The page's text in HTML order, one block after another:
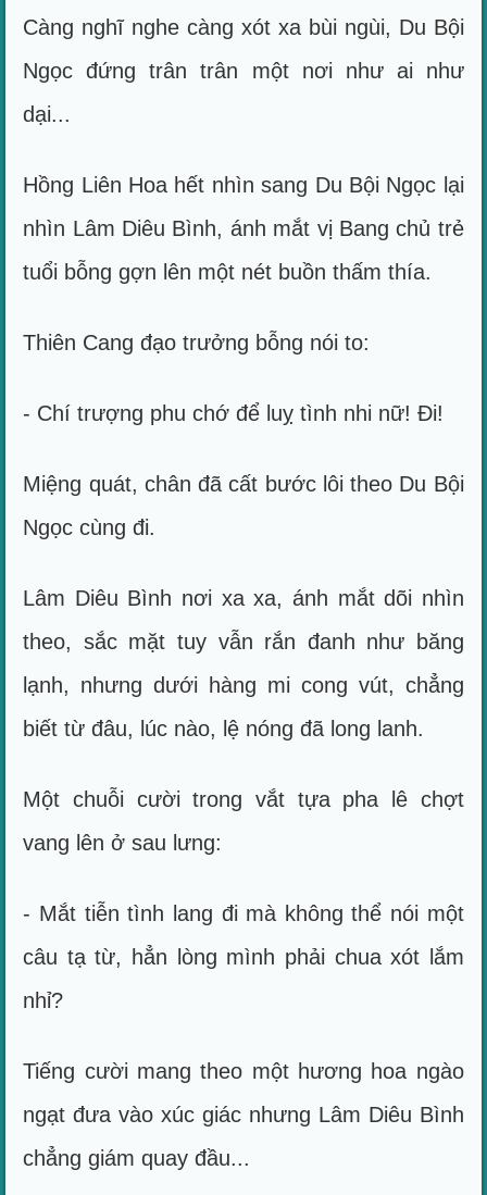
Càng nghĩ nghe càng xót xa bùi ngùi, Du Bội
Ngọc đứng trân trân một nơi như ai như
dại...
Hồng Liên Hoa hết nhìn sang Du Bội Ngọc lại
nhìn Lâm Diêu Bình, ánh mắt vị Bang chủ trẻ
tuổi bỗng gợn lên một nét buồn thấm thía.
Thiên Cang đạo trưởng bỗng nói to:
- Chí trượng phu chớ để luỵ tình nhi nữ! Đi!
Miệng quát, chân đã cất bước lôi theo Du Bội
Ngọc cùng đi.
Lâm Diêu Bình nơi xa xa, ánh mắt dõi nhìn
theo, sắc mặt tuy vẫn rắn đanh như băng
lạnh, nhưng dưới hàng mi cong vút, chẳng
biết từ đâu, lúc nào, lệ nóng đã long lanh.
Một chuỗi cười trong vắt tựa pha lê chợt
vang lên ở sau lưng:
- Mắt tiễn tình lang đi mà không thể nói một
câu tạ từ, hẳn lòng mình phải chua xót lắm
nhỉ?
Tiếng cười mang theo một hương hoa ngào
ngạt đưa vào xúc giác nhưng Lâm Diêu Bình
chẳng giám quay đầu...